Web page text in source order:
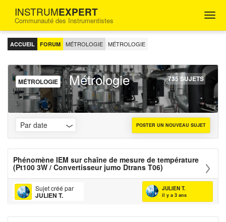
INSTRUMEXPERT
Communauté des Instrumentistes
FORUM
D'ENTRAIDE
POUR
INGÉNIEURS
INSTRUMENTISTES
ACCUEIL FORUM MÉTROLOGIE MÉTROLOGIE
MÉTROLOGIE Métrologie 735 SUJETS
POSTER UN NOUVEAU SUJET
Phénomène IEM sur chaîne de mesure de température
(Pt100 3W / Convertisseur jumo Dtrans T06)
Sujet créé par
JULIEN T.
JULIEN T.
il y a 3 ans